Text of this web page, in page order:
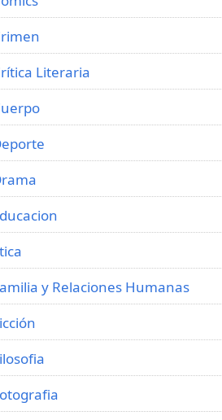
Literaria
y Relaciones Humanas